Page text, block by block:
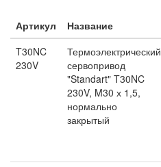
Артикул Название
T30NC
230V
Термоэлектрический
сервопривод
"Standart" T30NC
230V, M30 х 1,5,
нормально
закрытый